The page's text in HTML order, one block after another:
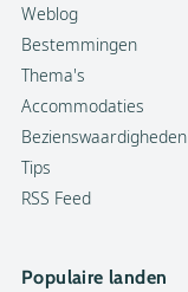
Weblog
Bestemmingen
Thema's
Accommodaties
Bezienswaardigheden
Tips
RSS Feed
Populaire landen